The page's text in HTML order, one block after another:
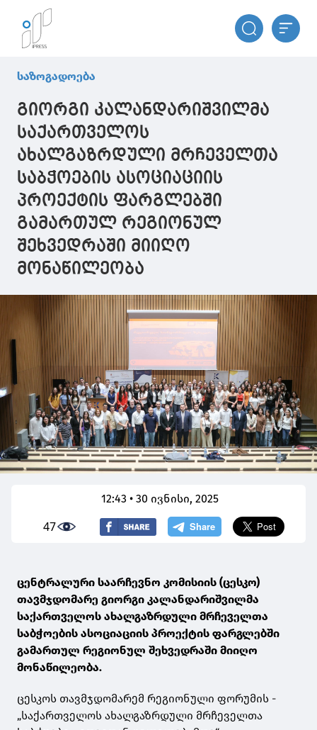
საზოგადოება
გიორგი კალანდარიშვილმა
საქართველოს
ახალგაზრდული მრჩეველთა
საბჭოების ასოციაციის
პროექტის ფარგლებში
გამართულ რეგიონულ
შეხვედრაში მიიღო
მონაწილეობა
12:43 • 30 ივნისი, 2025
47
ცენტრალური საარჩევნო კომისიის (ცესკო)
თავმჯდომარე გიორგი კალანდარიშვილმა
საქართველოს ახალგაზრდული მრჩეველთა
საბჭოების ასოციაციის პროექტის ფარგლებში
გამართულ რეგიონულ შეხვედრაში მიიღო
მონაწილეობა.
ცესკოს თავმჯდომარემ რეგიონული ფორუმის -
„საქართველოს ახალგაზრდული მრჩეველთა